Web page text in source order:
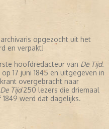
opgezocht uit het
en verpakt!
hoofdredacteur van De Tijd.
17 juni 1845 en uitgegeven in
overgebracht naar
De Tijd250 lezers die driemaal
werd dat dagelijks.